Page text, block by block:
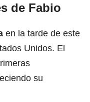
de Fabio
en la tarde de este
Unidos. El
su